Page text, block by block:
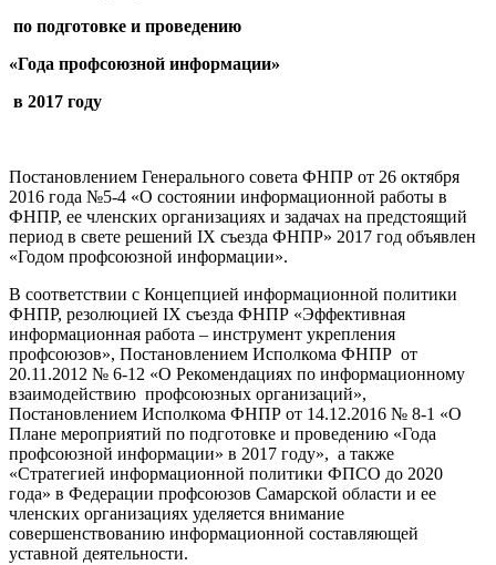
по подготовке и проведению
«Года профсоюзной информации»
в 2017 году
Постановлением Генерального совета ФНПР от 26 октября
2016 года №5-4 «О состоянии информационной работы в
ФНПР, ее членских организациях и задачах на предстоящий
период в свете решений IX съезда ФНПР» 2017 год объявлен
«Годом профсоюзной информации».
В соответствии с Концепцией информационной политики
ФНПР, резолюцией IX съезда ФНПР «Эффективная
информационная работа – инструмент укрепления
профсоюзов», Постановлением Исполкома ФНПР от
20.11.2012 № 6-12 «О Рекомендациях по информационному
взаимодействию профсоюзных организаций»,
Постановлением Исполкома ФНПР от 14.12.2016 № 8-1 «О
Плане мероприятий по подготовке и проведению «Года
профсоюзной информации» в 2017 году», а также
«Стратегией информационной политики ФПСО до 2020
года» в Федерации профсоюзов Самарской области и ее
членских организациях уделяется внимание
совершенствованию информационной составляющей
уставной деятельности.